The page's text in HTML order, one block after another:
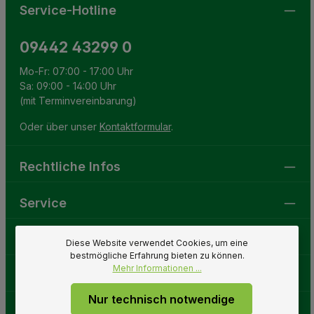
Service-Hotline
09442 43299 0
Mo-Fr: 07:00 - 17:00 Uhr
Sa: 09:00 - 14:00 Uhr
(mit Terminvereinbarung)
Oder über unser Kontaktformular.
Rechtliche Infos
Service
GartenweltDiese Website verwendet Cookies, um eine
bestmögliche Erfahrung bieten zu können.
Mehr Informationen ...
Nur technisch notwendige